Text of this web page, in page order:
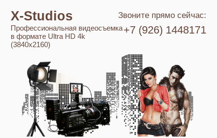
Звоните прямо сейчас:
X-Studios
+7 (926) 1448171
Профессиональная видеосъемка
в формате Ultra HD 4k
(3840x2160)